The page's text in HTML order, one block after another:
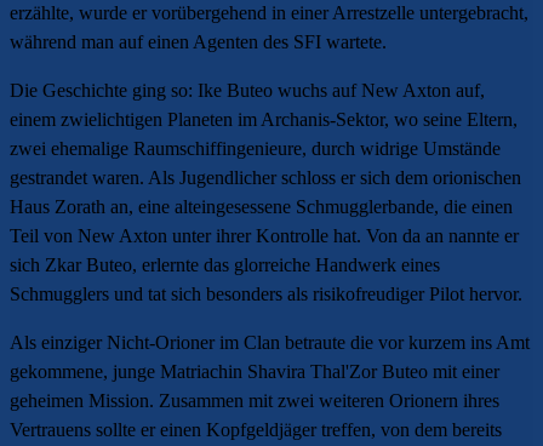
erzählte, wurde er vorübergehend in einer Arrestzelle untergebracht,
während man auf einen Agenten des SFI wartete.
Die Geschichte ging so: Ike Buteo wuchs auf New Axton auf,
einem zwielichtigen Planeten im Archanis-Sektor, wo seine Eltern,
zwei ehemalige Raumschiffingenieure, durch widrige Umstände
gestrandet waren. Als Jugendlicher schloss er sich dem orionischen
Haus Zorath an, eine alteingesessene Schmugglerbande, die einen
Teil von New Axton unter ihrer Kontrolle hat. Von da an nannte er
sich Zkar Buteo, erlernte das glorreiche Handwerk eines
Schmugglers und tat sich besonders als risikofreudiger Pilot hervor.
Als einziger Nicht-Orioner im Clan betraute die vor kurzem ins Amt
gekommene, junge Matriachin Shavira Thal'Zor Buteo mit einer
geheimen Mission. Zusammen mit zwei weiteren Orionern ihres
Vertrauens sollte er einen Kopfgeldjäger treffen, von dem bereits